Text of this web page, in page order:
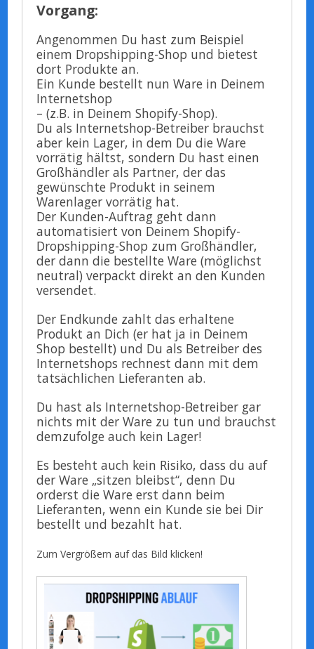
Vorgang:
Angenommen Du hast zum Beispiel
einem Dropshipping-Shop und bietest
dort Produkte an.
Ein Kunde bestellt nun Ware in Deinem
Internetshop
– (z.B. in Deinem Shopify-Shop).
Du als Internetshop-Betreiber brauchst
aber kein Lager, in dem Du die Ware
vorrätig hältst, sondern Du hast einen
Großhändler als Partner, der das
gewünschte Produkt in seinem
Warenlager vorrätig hat.
Der Kunden-Auftrag geht dann
automatisiert von Deinem Shopify-
Dropshipping-Shop zum Großhändler,
der dann die bestellte Ware (möglichst
neutral) verpackt direkt an den Kunden
versendet.
Der Endkunde zahlt das erhaltene
Produkt an Dich (er hat ja in Deinem
Shop bestellt) und Du als Betreiber des
Internetshops rechnest dann mit dem
tatsächlichen Lieferanten ab.
Du hast als Internetshop-Betreiber gar
nichts mit der Ware zu tun und brauchst
demzufolge auch kein Lager!
Es besteht auch kein Risiko, dass du auf
der Ware „sitzen bleibst“, denn Du
orderst die Ware erst dann beim
Lieferanten, wenn ein Kunde sie bei Dir
bestellt und bezahlt hat.
Zum Vergrößern auf das Bild klicken!